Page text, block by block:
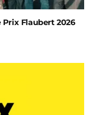
Flaubert 2026